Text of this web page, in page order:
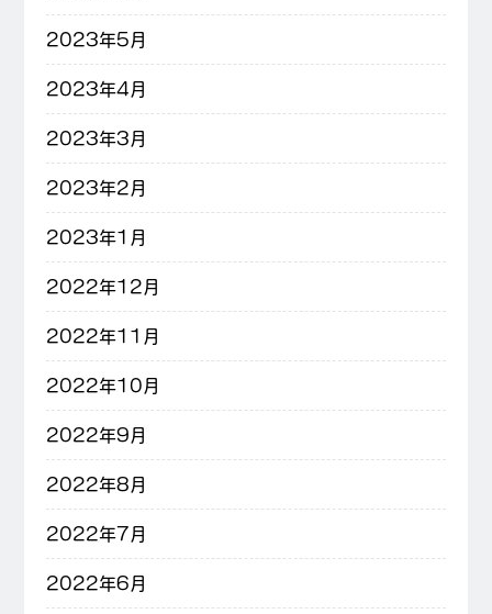
2023年5月
2023年4月
2023年3月
2023年2月
2023年1月
2022年12月
2022年11月
2022年10月
2022年9月
2022年8月
2022年7月
2022年6月